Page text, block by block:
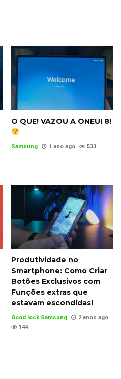
O QUE! VAZOU A ONEUI 8!
Samsung 1 ano ago 533
Produtividade no
Smartphone: Como Criar
Botões Exclusivos com
Funções extras que
estavam escondidas!
Good lock Samsung
2 anos ago
144